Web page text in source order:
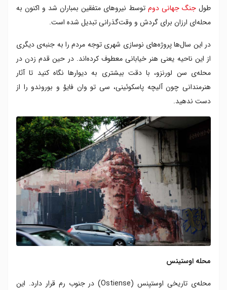
طول جنگ جهانی دوم توسط نیروهای متفقین بمباران شد و اکنون به
محله‌ای ارزان برای گردش و وقت‌گذرانی تبدیل شده است.
در این سال‌ها پروژه‌‌های نوسازی شهری توجه‌ مردم را به جنبه‌ی دیگری
از این ناحیه یعنی هنر خیابانی معطوف کرده‌اند. در حین قدم زدن در
محله‌ی سن لورنزو، با دقت بیشتری به دیوارها نگاه کنید تا آثار
هنرمندانی چون آلیچه پاسکوئینی، سی ‌تو وان‌ فایوْ و بوروندو را از
دست ندهید.
محله اوستینس
محله‌ی تاریخی اوستیِنس (Ostiense) در جنوب رم قرار دارد. این